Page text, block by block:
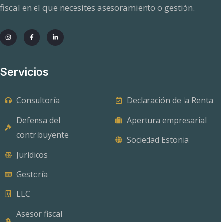
o
fiscal en el que necesites asesoramiento o gestión.
Servicios
Consultoría
Defensa del
contribuyente
Jurídicos
Gestoría
LLC
Asesor fiscal
Declaración de la Renta
Apertura empresarial
Sociedad Estonia